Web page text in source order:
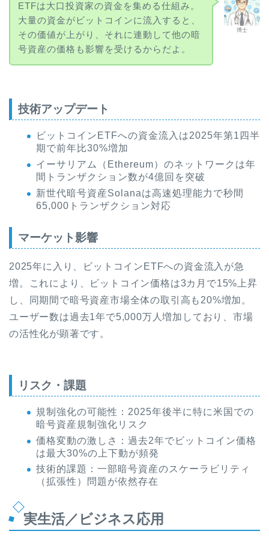
博士
ETFは大口投資家の資金を集める仕組み。
大量の資金がビットコインに流入すると、
その価値が上がり、それに連動して他の暗
号資産の価格も影響を受けるからだよ。
技術アップデート
ビットコインETFへの資金流入は2025年第1四半
期で前年比30%増加
イーサリアム（Ethereum）のネットワークは年
間トランザクション数が4億回を突破
新世代暗号資産Solanaは高速処理能力で秒間
65,000トランザクション対応
マーケット影響
2025年に入り、ビットコインETFへの資金流入が急
増。これにより、ビットコイン価格は3カ月で15%上昇
し、同期間で暗号資産市場全体の取引高も20%増加。
ユーザー数は過去1年で5,000万人増加しており、市場
の活性化が顕著です。
リスク・課題
規制強化の可能性：2025年後半に特に米国での
暗号資産規制強化リスク
価格変動の激しさ：過去2年でビットコイン価格
は最大30%の上下動が頻発
技術的課題：一部暗号資産のスケーラビリティ
（拡張性）問題が依然存在
実生活／ビジネス応用